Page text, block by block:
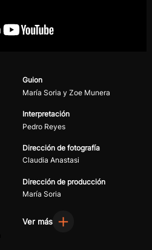
Guion
María Soria y Zoe Munera
Interpretación
Pedro Reyes
Dirección de fotografía
Claudia Anastasi
Dirección de producción
María Soria
Ver más